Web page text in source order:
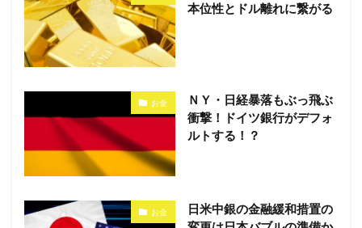
本位性とドル離れに繋がる
お金
ＮＹ・日経暴落もぶっ飛ぶ
衝撃！ドイツ銀行がデフォ
ルトする！？
お金
日米中銀の金融緩和措置の